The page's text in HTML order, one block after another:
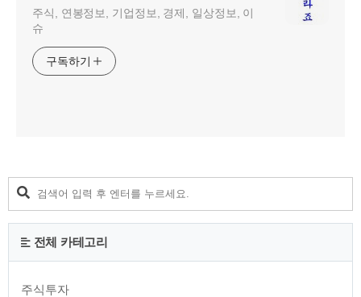
주식, 연봉정보, 기업정보, 경제, 일상정보, 이
슈
구독하기
전체 카테고리
주식투자